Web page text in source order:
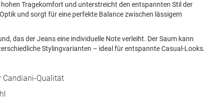
Tragekomfort und unterstreicht den entspannten Stil der
und sorgt für eine perfekte Balance zwischen lässigem
das der Jeans eine individuelle Note verleiht. Der Saum kann
Stylingvarianten – ideal für entspannte Casual-Looks.
Candiani-Qualität